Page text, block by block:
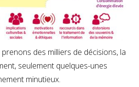
des milliers de décisions, la
seulement quelques-unes
minutieux.